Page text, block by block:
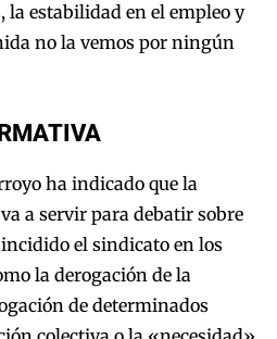
la estabilidad en el empleo y
no la vemos por ningún
ha indicado que la
a servir para debatir sobre
el sindicato en los
la derogación de la
de determinados